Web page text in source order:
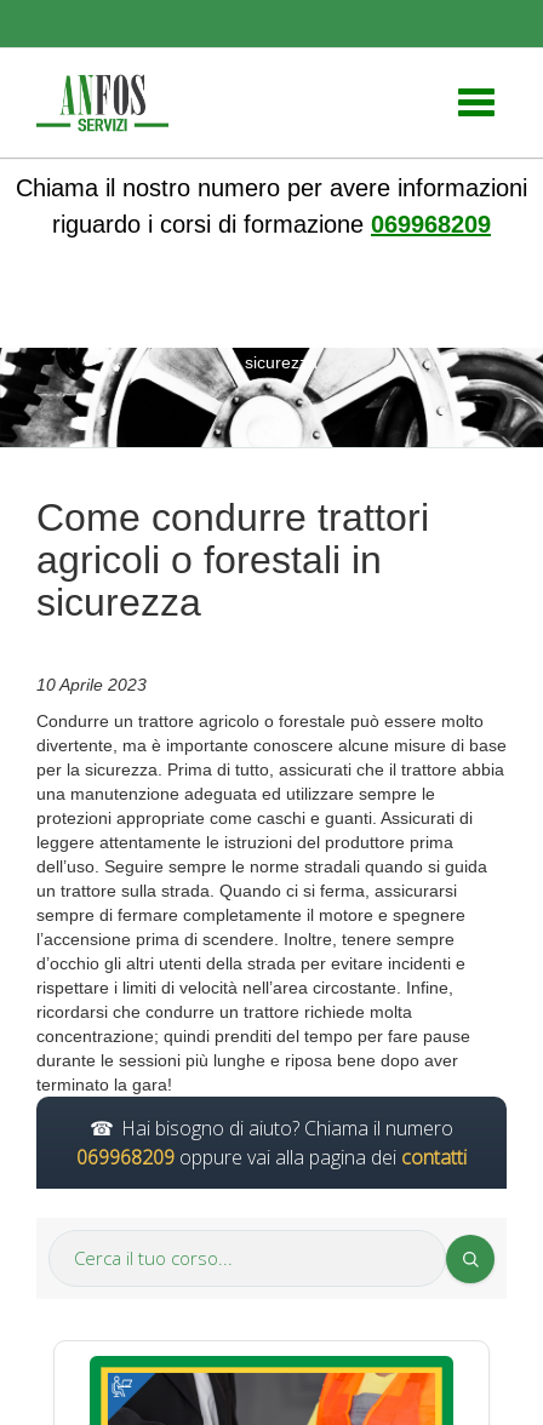
Toggle
Chiama il nostro numero per avere informazioni
riguardo i corsi di formazione 069968209
in sicurezza
Come condurre trattori
agricoli o forestali in
sicurezza
10 Aprile 2023
Condurre un trattore agricolo o forestale può essere molto
divertente, ma è importante conoscere alcune misure di base
per la sicurezza. Prima di tutto, assicurati che il trattore abbia
una manutenzione adeguata ed utilizzare sempre le
protezioni appropriate come caschi e guanti. Assicurati di
leggere attentamente le istruzioni del produttore prima
dell’uso. Seguire sempre le norme stradali quando si guida
un trattore sulla strada. Quando ci si ferma, assicurarsi
sempre di fermare completamente il motore e spegnere
l’accensione prima di scendere. Inoltre, tenere sempre
d’occhio gli altri utenti della strada per evitare incidenti e
rispettare i limiti di velocità nell’area circostante. Infine,
ricordarsi che condurre un trattore richiede molta
concentrazione; quindi prenditi del tempo per fare pause
durante le sessioni più lunghe e riposa bene dopo aver
terminato la gara!
Hai bisogno di aiuto? Chiama il numero
069968209 oppure vai alla pagina dei contatti